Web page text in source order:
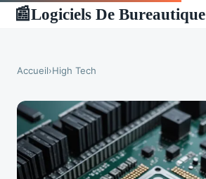
📰Logiciels De Bureautique
Accueil›High Tech